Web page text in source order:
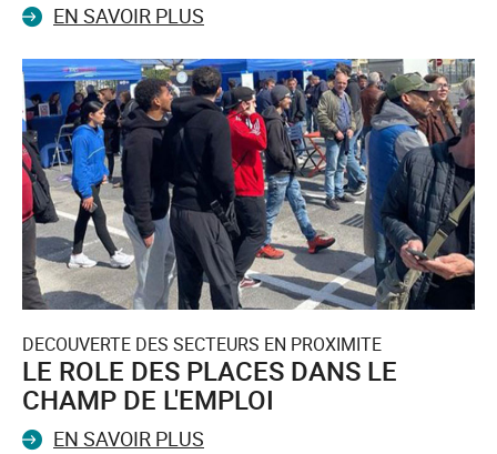
EN SAVOIR PLUS
DECOUVERTE DES SECTEURS EN PROXIMITE
LE ROLE DES PLACES DANS LE
CHAMP DE L'EMPLOI
EN SAVOIR PLUS